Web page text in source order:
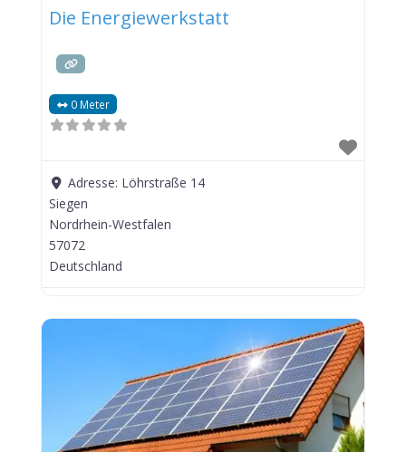
Die Energiewerkstatt
0 Meter
Adresse: Löhrstraße 14
Siegen
Nordrhein-Westfalen
57072
Deutschland